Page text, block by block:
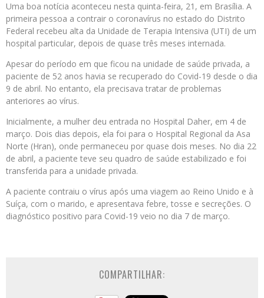
Uma boa notícia aconteceu nesta quinta-feira, 21, em Brasília. A
primeira pessoa a contrair o coronavírus no estado do Distrito
Federal recebeu alta da Unidade de Terapia Intensiva (UTI) de um
hospital particular, depois de quase três meses internada.
Apesar do período em que ficou na unidade de saúde privada, a
paciente de 52 anos havia se recuperado do Covid-19 desde o dia
9 de abril. No entanto, ela precisava tratar de problemas
anteriores ao vírus.
Inicialmente, a mulher deu entrada no Hospital Daher, em 4 de
março. Dois dias depois, ela foi para o Hospital Regional da Asa
Norte (Hran), onde permaneceu por quase dois meses. No dia 22
de abril, a paciente teve seu quadro de saúde estabilizado e foi
transferida para a unidade privada.
A paciente contraiu o vírus após uma viagem ao Reino Unido e à
Suíça, com o marido, e apresentava febre, tosse e secreções. O
diagnóstico positivo para Covid-19 veio no dia 7 de março.
COMPARTILHAR: